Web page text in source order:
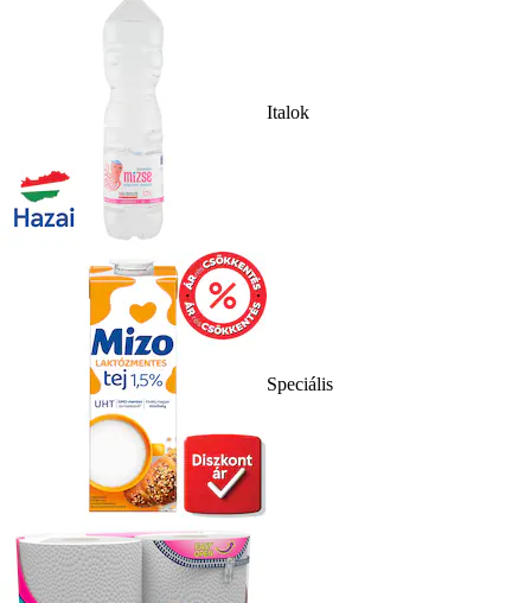
Italok
Speciális